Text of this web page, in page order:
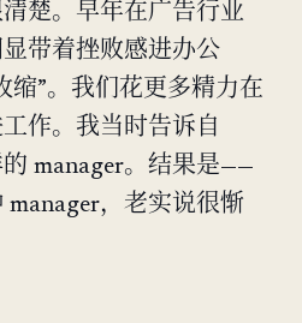
楚。早年在广告行业
带着挫败感进办公
缩”。我们花更多精力在
作。我当时告诉自
manager。结果是——
，老实说很惭